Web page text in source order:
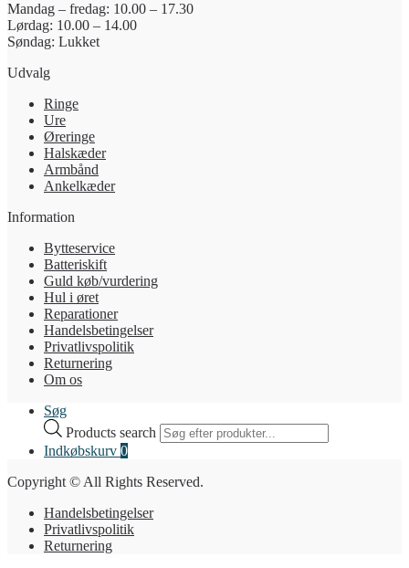
Mandag – fredag: 10.00 – 17.30
Lørdag: 10.00 – 14.00
Søndag: Lukket
Udvalg
Ringe
Ure
Øreringe
Halskæder
Armbånd
Ankelkæder
Information
Bytteservice
Batteriskift
Guld køb/vurdering
Hul i øret
Reparationer
Handelsbetingelser
Privatlivspolitik
Returnering
Om os
Søg
Products search
Indkøbskurv 0
Copyright © All Rights Reserved.
Handelsbetingelser
Privatlivspolitik
Returnering